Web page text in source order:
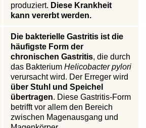
produziert. Diese Krankheit
kann vererbt werden.
Die bakterielle Gastritis ist die
häufigste Form der
chronischen Gastritis, die durch
das Bakterium Helicobacter pylori
verursacht wird. Der Erreger wird
über Stuhl und Speichel
übertragen. Diese Gastritis-Form
betrifft vor allem den Bereich
zwischen Magenausgang und